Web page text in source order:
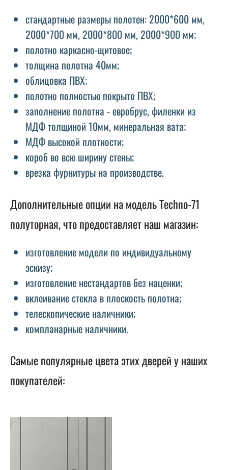
стандартные размеры полотен: 2000*600 мм,
2000*700 мм, 2000*800 мм, 2000*900 мм;
полотно каркасно-щитовое;
толщина полотна 40мм;
облицовка ПВХ;
полотно полностью покрыто ПВХ;
заполнение полотна - евробрус, филенки из
МДФ толщиной 10мм, минеральная вата;
МДФ высокой плотности;
короб во всю ширину стены;
врезка фурнитуры на производстве.
Дополнительные опции на модель Techno-71
полуторная, что предоставляет наш магазин:
изготовление модели по индивидуальному
эскизу;
изготовление нестандартов без наценки;
вклеивание стекла в плоскость полотна;
телескопические наличники;
компланарные наличники.
Самые популярные цвета этих дверей у наших
покупателей: